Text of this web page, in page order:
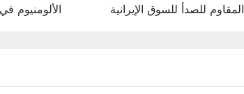
الألومنيوم
المقاوم للصدأ للسوق الإيرانية